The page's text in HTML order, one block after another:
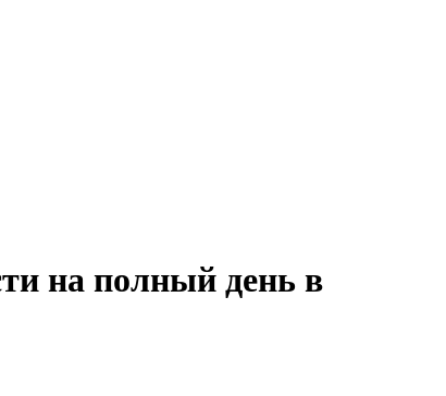
на полный день в